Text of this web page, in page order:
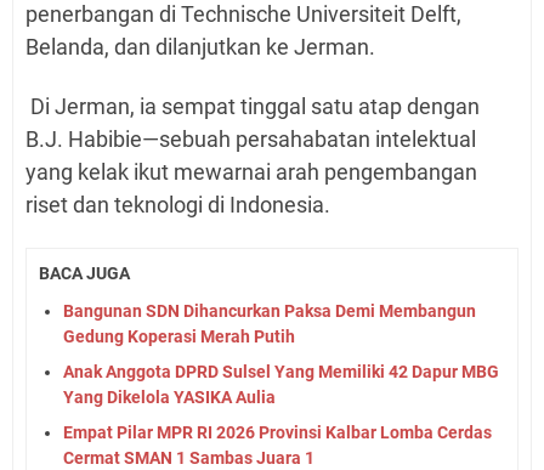
penerbangan di Technische Universiteit Delft,
Belanda, dan dilanjutkan ke Jerman.
Di Jerman, ia sempat tinggal satu atap dengan
B.J. Habibie—sebuah persahabatan intelektual
yang kelak ikut mewarnai arah pengembangan
riset dan teknologi di Indonesia.
BACA JUGA
Bangunan SDN Dihancurkan Paksa Demi Membangun
Gedung Koperasi Merah Putih
Anak Anggota DPRD Sulsel Yang Memiliki 42 Dapur MBG
Yang Dikelola YASIKA Aulia
Empat Pilar MPR RI 2026 Provinsi Kalbar Lomba Cerdas
Cermat SMAN 1 Sambas Juara 1